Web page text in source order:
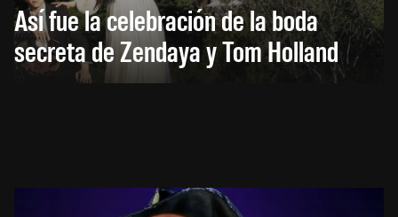
Así fue la celebración de la boda
secreta de Zendaya y Tom Holland